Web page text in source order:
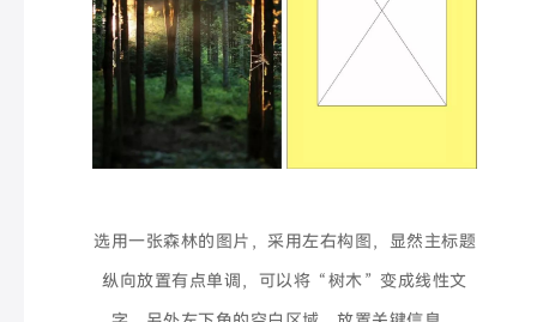
选用一张森林的图片，采用左右构图，显然主标题
纵向放置有点单调， 可以将“树木”变成线性文